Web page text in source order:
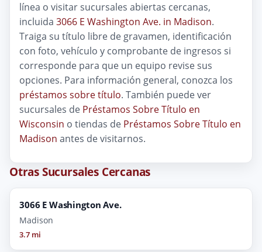
línea o visitar sucursales abiertas cercanas,
incluida 3066 E Washington Ave. in Madison.
Traiga su título libre de gravamen, identificación
con foto, vehículo y comprobante de ingresos si
corresponde para que un equipo revise sus
opciones. Para información general, conozca los
préstamos sobre título. También puede ver
sucursales de Préstamos Sobre Título en
Wisconsin o tiendas de Préstamos Sobre Título en
Madison antes de visitarnos.
Otras Sucursales Cercanas
3066 E Washington Ave.
Madison
3.7 mi